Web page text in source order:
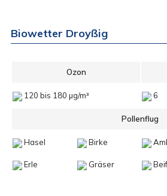
Biowetter Droyßig
Ozon
120 bis 180 µg/m³ 6
Pollenflug
Hasel Birke
Erle Gräser